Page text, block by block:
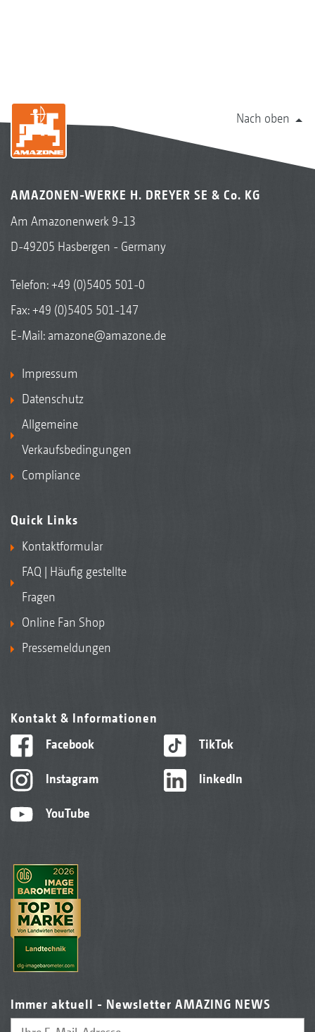
Nach oben
AMAZONEN-WERKE H. DREYER SE & Co. KG
Am Amazonenwerk 9-13
D-49205 Hasbergen - Germany
Telefon:+49 (0)5405 501-0
Fax: +49 (0)5405 501-147
E-Mail: amazone@amazone.de
Impressum
Datenschutz
Allgemeine
Verkaufsbedingungen
Compliance
Quick Links
Kontaktformular
FAQ | Häufig gestellte
Fragen
Online Fan Shop
Pressemeldungen
Kontakt & Informationen
Facebook
Instagram
YouTube
TikTok
linkedIn
Immer aktuell - Newsletter AMAZING NEWS